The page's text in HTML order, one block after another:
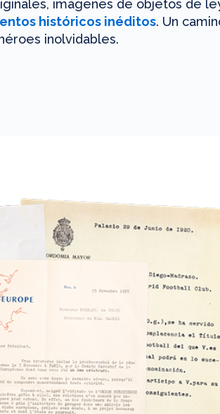
imágenes de objetos de
históricos inéditos. Un
inolvidables.